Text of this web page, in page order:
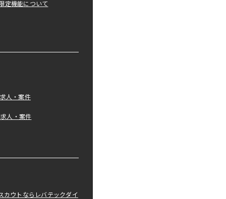
定機能について
人・案件
人・案件
カウトならレバテックダイ